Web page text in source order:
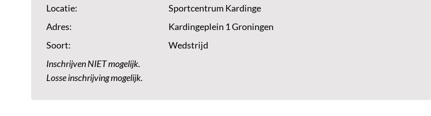
Locatie:
Sportcentrum Kardinge
Adres:
Kardingeplein 1 Groningen
Soort:
Wedstrijd
Inschrijven NIET mogelijk.
Losse inschrijving mogelijk.